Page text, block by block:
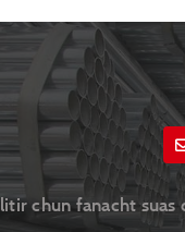
chun fanacht